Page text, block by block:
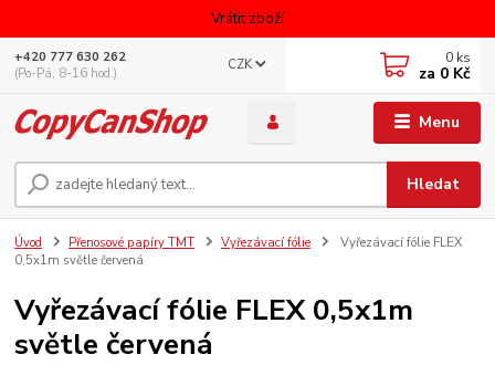
Vrátit zboží
Menu
CZK
Hledat
+420 777 630 262
(Po-Pá, 8-16 hod.)
0 ks
za 0 Kč
Úvod Přenosové papíry TMT Vyřezávací fólie
Vyřezávací fólie FLEX
0,5x1m světle červená
Vyřezávací fólie FLEX 0,5x1m
světle červená